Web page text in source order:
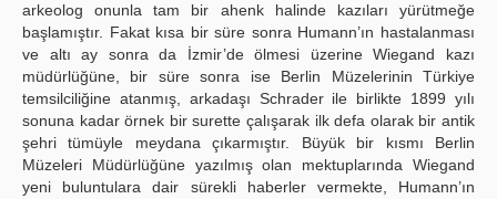
arkeolog onunla tam bir ahenk halinde kazıları yürütmeğe
başlamıştır. Fakat kısa bir süre sonra Humann’ın hastalanması
ve altı ay sonra da İzmir’de ölmesi üzerine Wiegand kazı
müdürlüğüne, bir süre sonra ise Berlin Müzelerinin Türkiye
temsilciliğine atanmış, arkadaşı Schrader ile birlikte 1899 yılı
sonuna kadar örnek bir surette çalışarak ilk defa olarak bir antik
şehri tümüyle meydana çıkarmıştır. Büyük bir kısmı Berlin
Müzeleri Müdürlüğüne yazılmış olan mektuplarında Wiegand
yeni buluntulara dair sürekli haberler vermekte, Humann’ın